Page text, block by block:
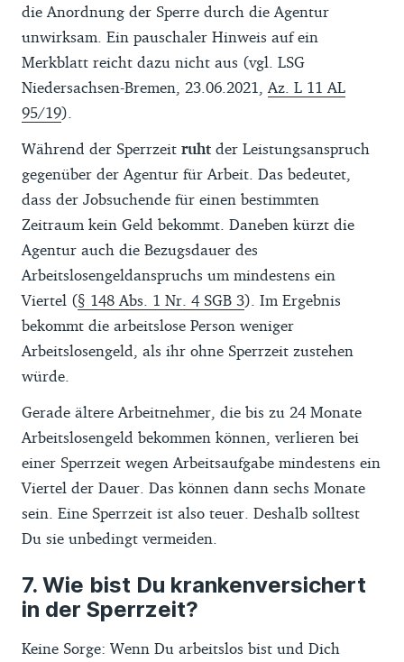
die Anordnung der Sperre durch die Agentur
unwirksam. Ein pauschaler Hinweis auf ein
Merkblatt reicht dazu nicht aus (vgl. LSG
Niedersachsen-Bremen, 23.06.2021, Az. L 11 AL
95/19).
Während der Sperrzeit ruht der Leistungsanspruch
gegenüber der Agentur für Arbeit. Das bedeutet,
dass der Jobsuchende für einen bestimmten
Zeitraum kein Geld bekommt. Daneben kürzt die
Agentur auch die Bezugsdauer des
Arbeitslosengeldanspruchs um mindestens ein
Viertel (§ 148 Abs. 1 Nr. 4 SGB 3). Im Ergebnis
bekommt die arbeitslose Person weniger
Arbeitslosengeld, als ihr ohne Sperrzeit zustehen
würde.
Gerade ältere Arbeitnehmer, die bis zu 24 Monate
Arbeitslosengeld bekommen können, verlieren bei
einer Sperrzeit wegen Arbeitsaufgabe mindestens ein
Viertel der Dauer. Das können dann sechs Monate
sein. Eine Sperrzeit ist also teuer. Deshalb solltest
Du sie unbedingt vermeiden.
Wie bist Du krankenversichert
in der Sperrzeit?
Keine Sorge: Wenn Du arbeitslos bist und Dich